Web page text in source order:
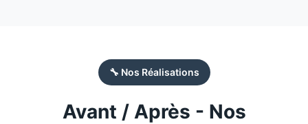
🔧 Nos Réalisations
Avant / Après - Nos